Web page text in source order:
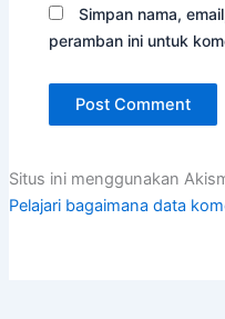
Simpan nama,
peramban ini untuk
Situs ini menggunakan
Pelajari bagaimana data